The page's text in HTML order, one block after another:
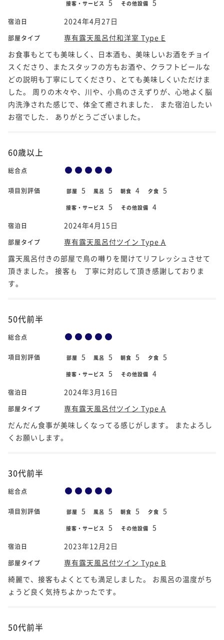
接客・サービス 5 その他設備 5
宿泊日 2024年4月27日
部屋タイプ
専有露天風呂付和洋室 Type E
お食事もとても美味しく、日本酒も、美味しいお酒をチョイ
スくださり、またスタッフの方もお酒や、クラフトビールな
どの説明も丁寧にしてくださり、とても美味しくいただけま
した。 周りの木々や、川や、小鳥のさえずりが、心地よく脳
内洗浄された感じで、体全て癒されました． また宿泊したい
お宿でした． ありがとうございました。
60歳以上
総合点
項目別評価 部屋 5 風呂 5 朝食 4 夕食 5
接客・サービス 5 その他設備 4
宿泊日 2024年4月15日
部屋タイプ
専有露天風呂付ツイン Type A
露天風呂付きの部屋で鳥の囀りを聞けてリフレッシュさせて
頂きました。 接客も゙丁寧に対応して頂き感謝しておりま
す。
50代前半
総合点
項目別評価 部屋 5 風呂 5 朝食 5 夕食 5
接客・サービス 5 その他設備 4
宿泊日 2024年3月16日
部屋タイプ
専有露天風呂付ツイン Type A
だんだん食事が美味しくなってる感じがします。 またよろし
くお願いします。
30代前半
総合点
項目別評価 部屋 5 風呂 5 朝食 5 夕食 5
接客・サービス 5 その他設備 5
宿泊日 2023年12月2日
部屋タイプ
専有露天風呂付ツイン Type B
綺麗で、接客もよくとても満足しました。 お風呂の温度がち
ょうど良く気持ちよかったです。
50代前半